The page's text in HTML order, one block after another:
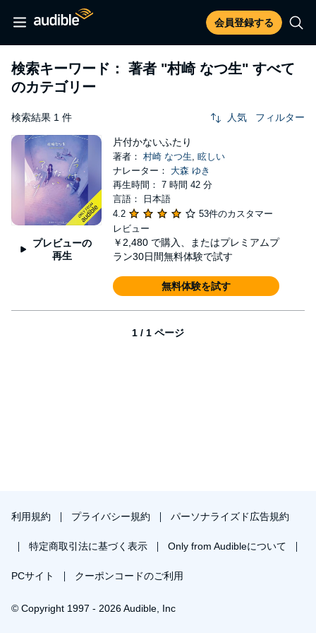
会員登録する
検索キーワード： 著者 "村崎 なつ生" すべて
のカテゴリー
検索結果 1 件 人気 フィルター
プレビューの
再生
片付かないふたり
著者： 村崎 なつ生, 眩しい
ナレーター： 大森 ゆき
再生時間： 7 時間 42 分
言語： 日本語
4.2
53件のカスタマー
レビュー
￥2,480 で購入、またはプレミアムプ
ラン30日間無料体験で試す
無料体験を試す
1 / 1 ページ
利用規約 プライバシー規約 パーソナライズド広告規約
特定商取引法に基づく表示 Only from Audibleについて
PCサイト クーポンコードのご利用
© Copyright 1997 - 2026 Audible, Inc